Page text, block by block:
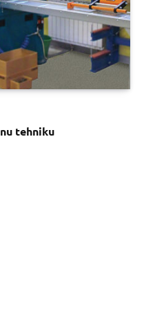
tehniku